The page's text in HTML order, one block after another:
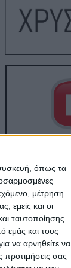
όπως τα
μέτρηση
εμείς και οι
ταυτοποίησης
εμάς και τους
να αρνηθείτε να
προτιμήσεις σας